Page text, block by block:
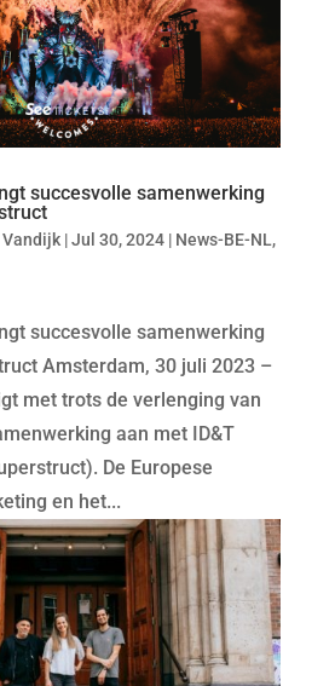
succesvolle samenwerking
|Jul 30, 2024| News-BE-NL,
succesvolle samenwerking
Amsterdam, 30 juli 2023 –
met trots de verlenging van
aan met ID&T
De Europese
en het...